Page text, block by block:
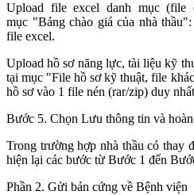
Upload file excel danh mục
mục "Bảng chào giá của nhà
file excel.
Upload hồ sơ năng lực, tài liệu kỹ
tại mục "File hồ sơ kỹ thuật, file
hồ sơ vào 1 file nén (rar/zip) duy
Bước 5. Chọn Lưu thông tin và
Trong trường hợp nhà thầu có thay
hiện lại các bước từ Bước 1 đến
Phần 2. Gửi bản cứng về Bệnh viện